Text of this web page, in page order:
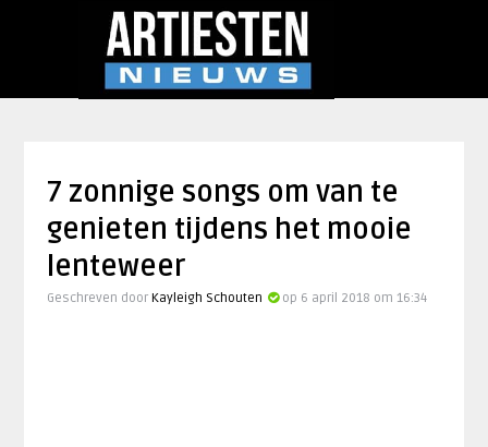
7 zonnige songs om van te
genieten tijdens het mooie
lenteweer
Geschreven door Kayleigh Schouten op 6 april 2018 om 16:34